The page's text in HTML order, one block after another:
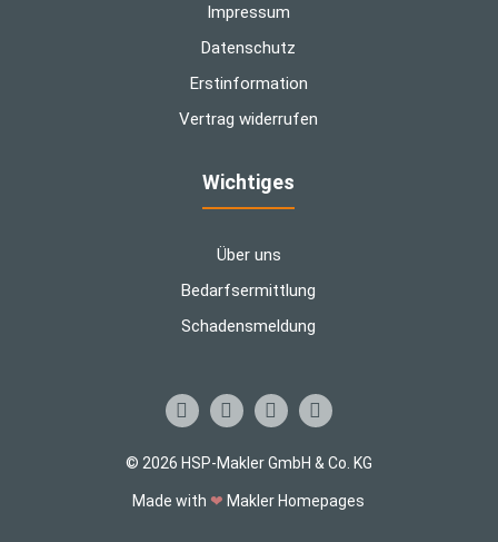
Impressum
Datenschutz
Erstinformation
Vertrag widerrufen
Wichtiges
Über uns
Bedarfsermittlung
Schadensmeldung
© 2026 HSP-Makler GmbH & Co. KG
Made with❤ Makler Homepages